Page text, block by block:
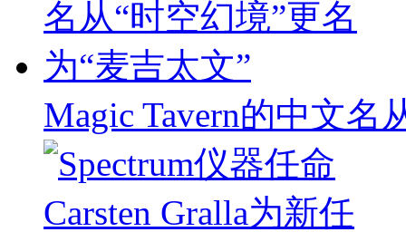
Magic Tavern的中文名